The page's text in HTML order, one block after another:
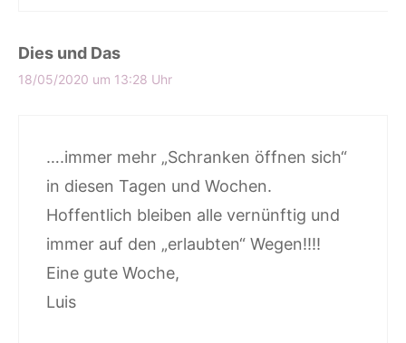
Dies und Das
18/05/2020 um 13:28 Uhr
….immer mehr „Schranken öffnen sich“
in diesen Tagen und Wochen.
Hoffentlich bleiben alle vernünftig und
immer auf den „erlaubten“ Wegen!!!!
Eine gute Woche,
Luis